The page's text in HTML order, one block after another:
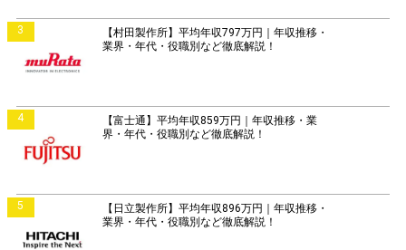
3
【村田製作所】平均年収797万円｜年収推移・
業界・年代・役職別など徹底解説！
4
【富士通】平均年収859万円｜年収推移・業
界・年代・役職別など徹底解説！
5
【日立製作所】平均年収896万円｜年収推移・
業界・年代・役職別など徹底解説！